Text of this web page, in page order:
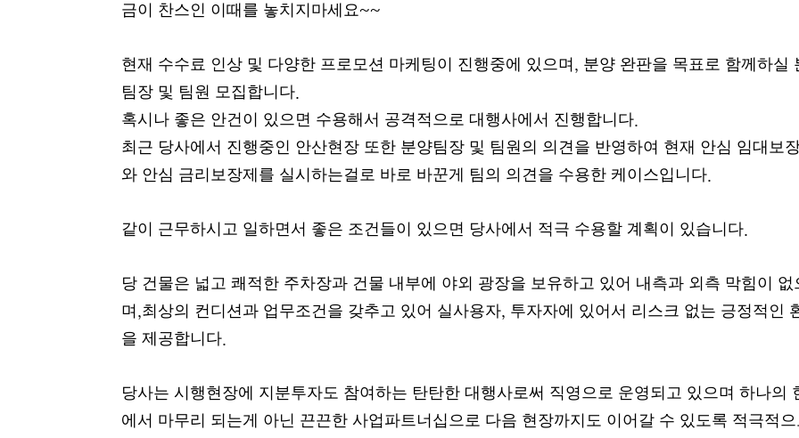
금이 찬스인 이때를 놓치지마세요~~
현재 수수료 인상 및 다양한 프로모션 마케팅이 진행중에 있으며 , 분양 완판을 목표로 함께하실
팀장 및 팀원 모집합니다.
혹시나 좋은 안건이 있으면 수용해서 공격적으로 대행사에서 진행합니다.
최근 당사에서 진행중인 안산현장 또한 분양팀장 및 팀원의 의견을 반영하여 현재 안심 임대보
와 안심 금리보장제를 실시하는걸로 바로 바꾼게 팀의 의견을 수용한 케이스입니다.
같이 근무하시고 일하면서 좋은 조건들이 있으면 당사에서 적극 수용할 계획이 있습니다.
당 건물은 넓고 쾌적한 주차장과 건물 내부에 야외 광장을 보유하고 있어 내측과 외측 막힘이 없
며 ,최상의 컨디션과 업무조건을 갖추고 있어 실사용자, 투자자에 있어서 리스크 없는 긍정적인
을 제공합니다.
당사는 시행현장에 지분투자도 참여하는 탄탄한 대행사로써 직영으로 운영되고 있으며 하나의
에서 마무리 되는게 아닌 끈끈한 사업파트너십으로 다음 현장까지도 이어갈 수 있도록 적극적